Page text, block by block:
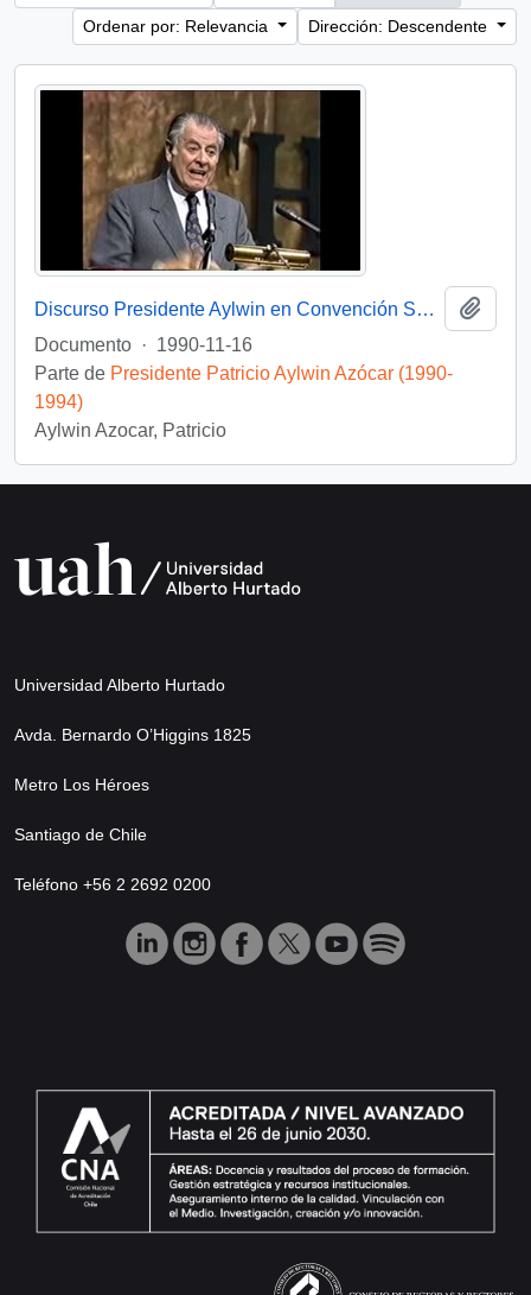
Ordenar por: Relevancia
Dirección: Descendente
Discurso Presidente Aylwin en Convención Santiago: Video
Documento · 1990-11-16
Parte de Presidente Patricio Aylwin Azócar (1990-
1994)
Aylwin Azocar, Patricio
Universidad Alberto Hurtado
Avda. Bernardo O’Higgins 1825
Metro Los Héroes
Santiago de Chile
Teléfono +56 2 2692 0200